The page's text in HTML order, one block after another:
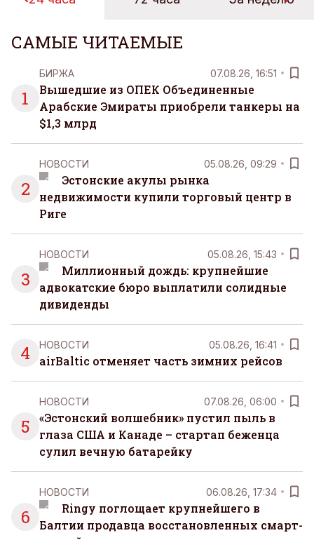
САМЫЕ ЧИТАЕМЫЕ
1
БИРЖА 07.08.26, 16:51
Вышедшие из ОПЕК Объединенные
Арабские Эмираты приобрели танкеры на
$1,3 млрд
2
НОВОСТИ 05.08.26, 09:29
Эстонские акулы рынка
недвижимости купили торговый центр в
Риге
3
НОВОСТИ 05.08.26, 15:43
Миллионный дождь: крупнейшие
адвокатские бюро выплатили солидные
дивиденды
4 НОВОСТИ 05.08.26, 16:41
airBaltic отменяет часть зимних рейсов
5
НОВОСТИ 07.08.26, 06:00
«Эстонский волшебник» пустил пыль в
глаза США и Канаде – стартап беженца
сулил вечную батарейку
6
НОВОСТИ 06.08.26, 17:34
Ringy поглощает крупнейшего в
Балтии продавца восстановленных смарт-